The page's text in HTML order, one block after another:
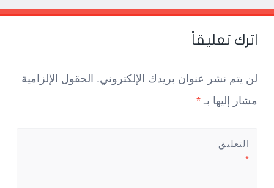
Post
navigation
←
→
اترك تعليقاً
لن يتم نشر عنوان بريدك الإلكتروني. الحقول الإلزامية
مشار إليها بـ *
التعليق
*